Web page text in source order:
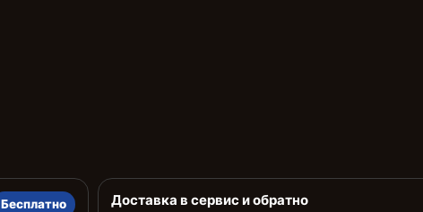
Бесплатно Доставка в сервис и обратно